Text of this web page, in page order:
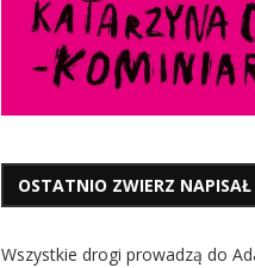
OSTATNIO ZWIERZ NAPISAŁ
Wszystkie drogi prowadzą do